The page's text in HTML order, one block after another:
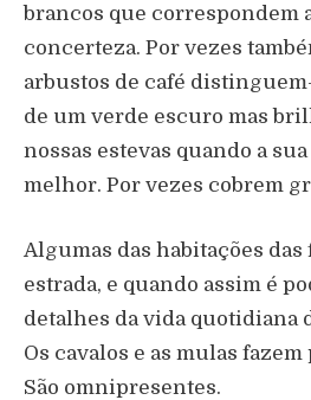
brancos que correspondem
concerteza. Por vezes
arbustos de café
de um verde escuro mas
nossas estevas quando a
melhor. Por vezes cobrem
Algumas das habitações
estrada, e quando assim é
detalhes da vida quotidiana
Os cavalos e as mulas
São omnipresentes.